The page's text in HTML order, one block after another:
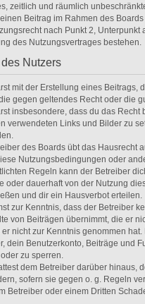
zeitlich und räumlich
Beitrag im Rahmen des Boards
nach Punkt 2, Unterpunkt
des Nutzungsvertrages bestehen.
Nutzers
mit der Erstellung eines Beitrags,
gegen geltendes Recht oder die
insbesondere, dass du das Recht
verwendeten Links und Bilder zu
des Boards übt das Hausrecht
Nutzungsbedingungen oder
Regeln kann der Betreiber
oder dauerhaft von der Nutzung
und dir ein Hausverbot erteilen.
zur Kenntnis, dass der Betreiber
von Beiträgen übernimmt, die er
nicht zur Kenntnis genommen hat.
dein Benutzerkonto, Beiträge und
zu sperren.
dem Betreiber darüber hinaus,
sofern sie gegen o. g. Regeln
Betreiber oder einem Dritten